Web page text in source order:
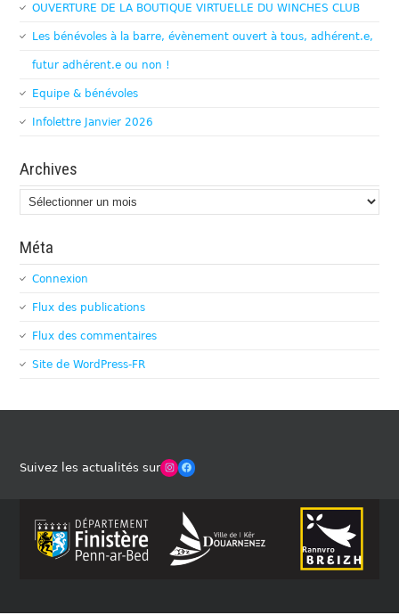
OUVERTURE DE LA BOUTIQUE VIRTUELLE DU WINCHES CLUB
Les bénévoles à la barre, évènement ouvert à tous, adhérent.e,
futur adhérent.e ou non !
Equipe & bénévoles
Infolettre Janvier 2026
Archives
Archives
Méta
Connexion
Flux des publications
Flux des commentaires
Site de WordPress-FR
Suivez les actualités surWinches Club OfficielFacebook